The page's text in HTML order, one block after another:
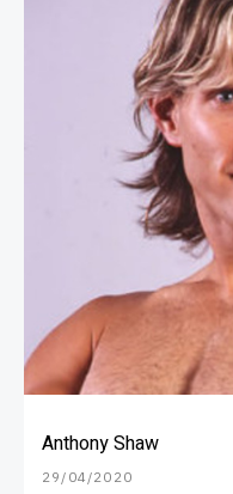
Anthony Shaw
29/04/2020